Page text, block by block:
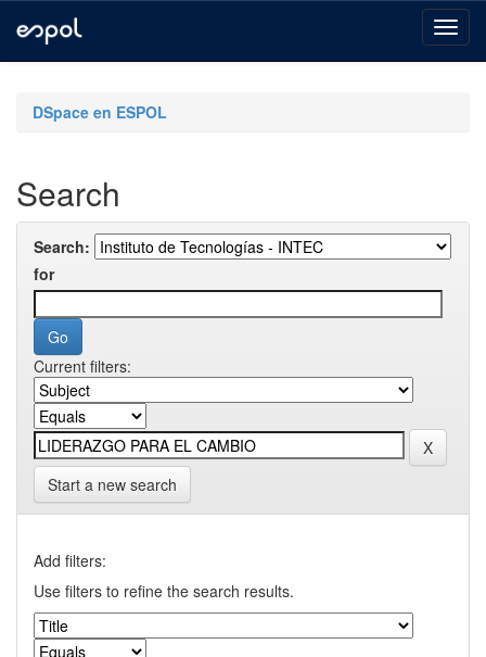
navigationDSpace en ESPOL
Search
Search:
for
Current filters:
Start a new search
Add filters:
Use filters to refine the search results.